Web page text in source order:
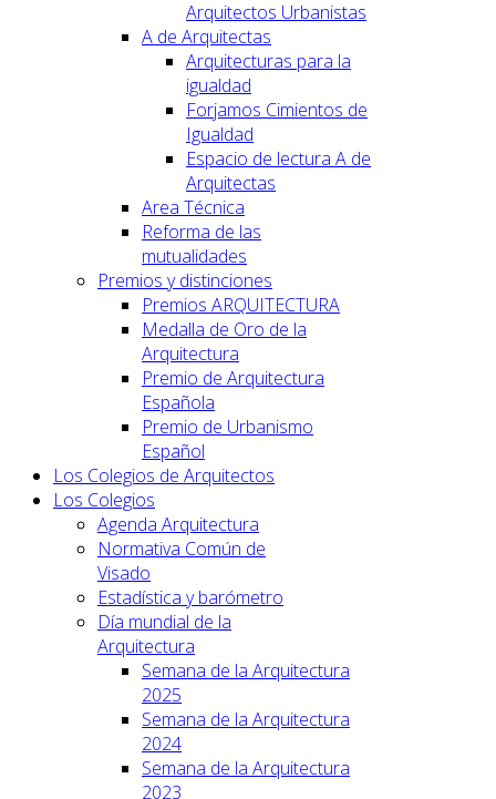
Arquitectos Urbanistas
A de Arquitectas
Arquitecturas para la
igualdad
Forjamos Cimientos de
Igualdad
Espacio de lectura A de
Arquitectas
Area Técnica
Reforma de las
mutualidades
Premios y distinciones
Premios ARQUITECTURA
Medalla de Oro de la
Arquitectura
Premio de Arquitectura
Española
Premio de Urbanismo
Español
Los Colegios de Arquitectos
Los Colegios
Agenda Arquitectura
Normativa Común de
Visado
Estadística y barómetro
Día mundial de la
Arquitectura
Semana de la Arquitectura
2025
Semana de la Arquitectura
2024
Semana de la Arquitectura
2023